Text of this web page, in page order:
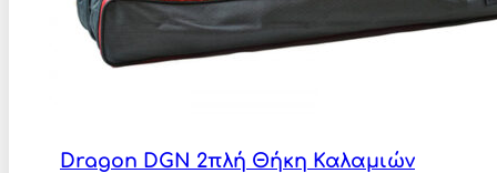
Dragon DGN 2πλή Θήκη Καλαμιών